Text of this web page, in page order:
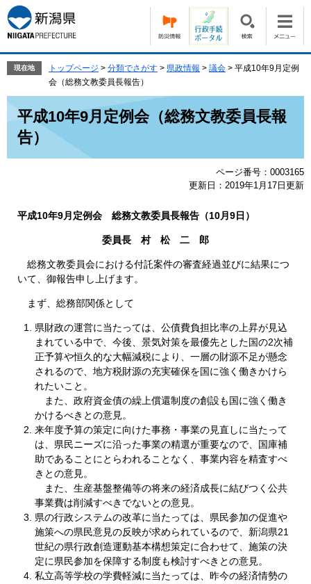
ー
ジ
の
で
す。
ニ
ュ
ー
ば
現在地 トップページ > 分類でさがす > 県政情報 > 議会 > 平成10年9月定例
会（総務文教委員長報告）
平成10年9月定例会（総務文教委員長報
告）
ページ番号：0003165
更新日：2019年1月17日更新
平成10年9月定例会 総務文教委員長報告（10月9日）
委員長 村 松 二 郎
総務文教委員会における付託案件の審査経過並びに結果につ
いて、御報告申し上げます。
まず、総務部関係として
県財政の運営に当たっては、公債費負担比率の上昇が見込
まれている中で、今後、景気対策を最優先とした国の2次補
正予算や恒久的な大幅減税により、一層の財源不足が懸念
されるので、地方税財源の充実確保を国に強く働きかけら
れたいこと。
また、政府資金債の繰上償還制度の創設も国に強く働き
かけるべきとの意見。
来年度予算の策定に向けた事務・事業の見直しに当たって
は、県民ニーズに沿った事業の精選が重要なので、国庫補
助であることにとらわれることなく、事業内容を精査すべ
きとの意見。
また、生産基盤整備等の将来の経済成長に結びつく公共
事業費は削減すべきでないとの意見。
県の行政システムの改革に当たっては、県民参加の促進や
施策への県民意見の反映が求められているので、新潟県21
世紀の県行政創造運動基本構想策定に合わせて、施策の決
定に県民参加を保障する制度も検討すべきとの意見。
私立高等学校の学費軽減に当たっては、昨今の経済情勢の